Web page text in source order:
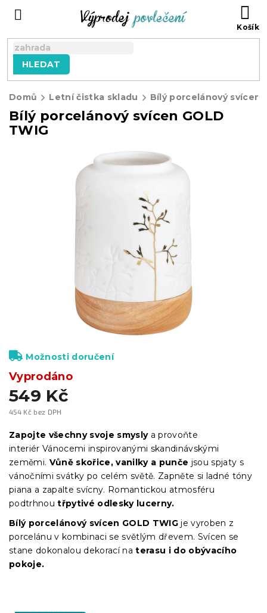
HLEDAT
Domů Letní čistka skladu
Bílý porcelánový svícen GOLD
TWIG
549 Kč
454 Kč bez DPH
cena:
Vyprodáno
Možnosti doručení
Zapojte všechny svoje smysly a provoňte
interiér Vánocemiinspirovanými skandinávskými
zeměmi. Vůně skořice, vanilky a punče jsou spjaty s
vánočními svátky po celém světě. Zapněte si ladné tóny
piana a zapalte svícny. Romantickou atmosféru
podtrhnou třpytivé odlesky lucerny.
Bílý porcelánový svícen GOLD TWIG je vyroben z
porcelánu v kombinaci se světlým dřevem. Svícen se
stane dokonalou dekorací na terasu i do obývacího
pokoje.